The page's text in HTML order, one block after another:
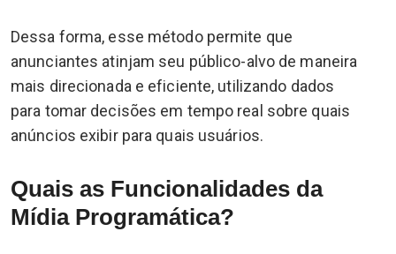
Dessa forma, esse método permite que
anunciantes atinjam seu público-alvo de maneira
mais direcionada e eficiente, utilizando dados
para tomar decisões em tempo real sobre quais
anúncios exibir para quais usuários.
Quais as Funcionalidades da
Mídia Programática?